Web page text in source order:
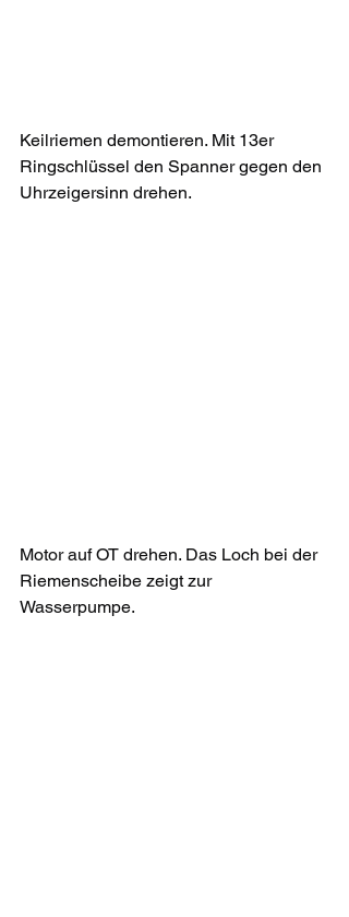
Keilriemen demontieren. Mit 13er
Ringschlüssel den Spanner gegen den
Uhrzeigersinn drehen.
Motor auf OT drehen. Das Loch bei der
Riemenscheibe zeigt zur
Wasserpumpe.